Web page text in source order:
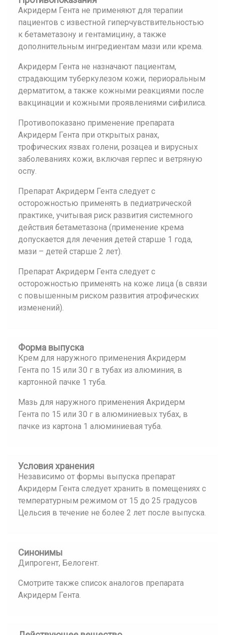
Акридерм Гента не применяют для терапии
пациентов с известной гиперчувствительностью
к бетаметазону и гентамицину, а также
дополнительным ингредиентам мази или крема.
Акридерм Гента не назначают пациентам,
страдающим туберкулезом кожи, периоральным
дерматитом, а также кожными реакциями после
вакцинации и кожными проявлениями сифилиса.
Противопоказано применение препарата
Акридерм Гента при открытых ранах,
трофических язвах голени, розацеа и вирусных
заболеваниях кожи, включая герпес и ветряную
оспу.
Препарат Акридерм Гента следует с
осторожностью применять в педиатрической
практике, учитывая риск развития системного
действия бетаметазона (применение крема
допускается для лечения детей старше 1 года,
мази – детей старше 2 лет).
Препарат Акридерм Гента следует с
осторожностью применять на коже лица (в связи
с повышенным риском развития атрофических
изменений).
Форма выпуска
Крем для наружного применения Акридерм
Гента по 15 или 30 г в тубах из алюминия, в
картонной пачке 1 туба.
Мазь для наружного применения Акридерм
Гента по 15 или 30 г в алюминиевых тубах, в
пачке из картона 1 алюминиевая туба.
Условия хранения
Независимо от формы выпуска препарат
Акридерм Гента следует хранить в помещениях с
температурным режимом от 15 до 25 градусов
Цельсия в течение не более 2 лет после выпуска.
Синонимы
Дипрогент, Белогент.
Смотрите также список аналогов препарата
Акридерм Гента.